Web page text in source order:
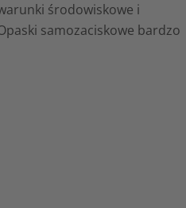
środowiskowe i
samozaciskowe bardzo